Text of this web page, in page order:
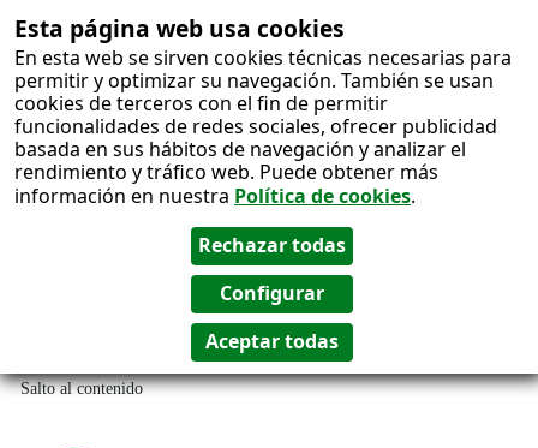
Esta página web usa cookies
En esta web se sirven cookies técnicas necesarias para
permitir y optimizar su navegación. También se usan
cookies de terceros con el fin de permitir
funcionalidades de redes sociales, ofrecer publicidad
basada en sus hábitos de navegación y analizar el
rendimiento y tráfico web. Puede obtener más
información en nuestra Política de cookies.
Salto al contenido